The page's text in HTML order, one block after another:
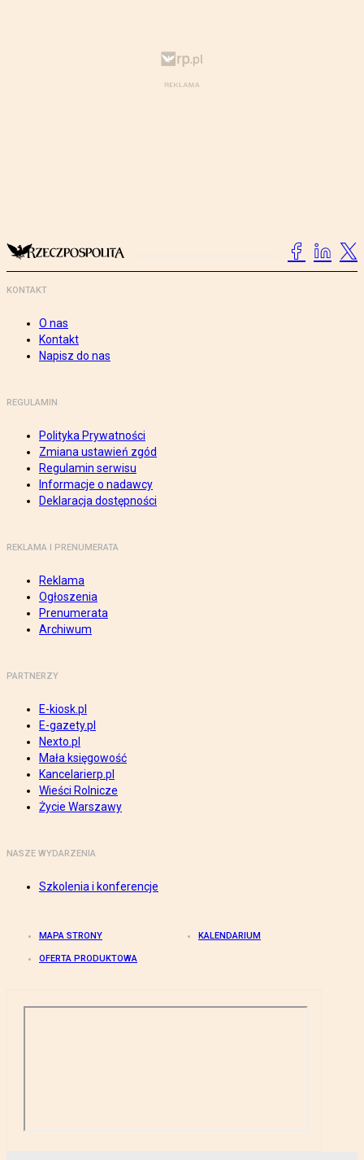
KONTAKT
O nas
Kontakt
Napisz do nas
REGULAMIN
Polityka Prywatności
Zmiana ustawień zgód
Regulamin serwisu
Informacje o nadawcy
Deklaracja dostępności
REKLAMA I PRENUMERATA
Reklama
Ogłoszenia
Prenumerata
Archiwum
PARTNERZY
E-kiosk.pl
E-gazety.pl
Nexto.pl
Mała księgowość
Kancelarierp.pl
Wieści Rolnicze
Życie Warszawy
NASZE WYDARZENIA
Szkolenia i konferencje
MAPA STRONY KALENDARIUM
OFERTA PRODUKTOWA